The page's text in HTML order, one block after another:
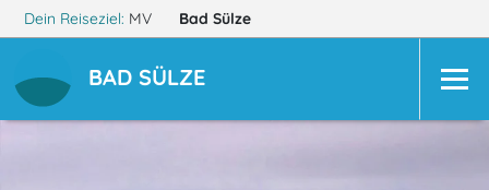
Dein Reiseziel: MV Bad Sülze
BAD SÜLZE